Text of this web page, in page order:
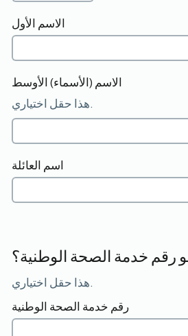
الاسم الأول
الاسم (الأسماء) الأوسط
هذا حقل اختياري.
اسم العائلة
رقم خدمة الصحة الوطنية؟
هذا حقل اختياري.
رقم خدمة الصحة الوطنية